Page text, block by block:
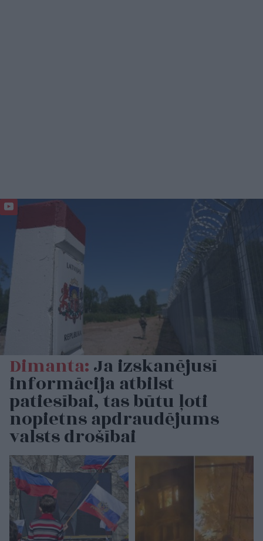
Dimanta:Ja izskanējusī
informācija atbilst
patiesībai, tas būtu ļoti
nopietns apdraudējums
valsts drošībai